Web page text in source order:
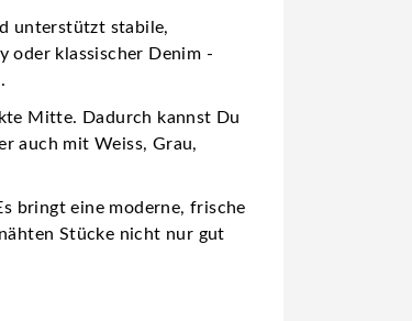
unterstützt stabile,
oder klassischer Denim -
Mitte. Dadurch kannst Du
auch mit Weiss, Grau,
bringt eine moderne, frische
Stücke nicht nur gut